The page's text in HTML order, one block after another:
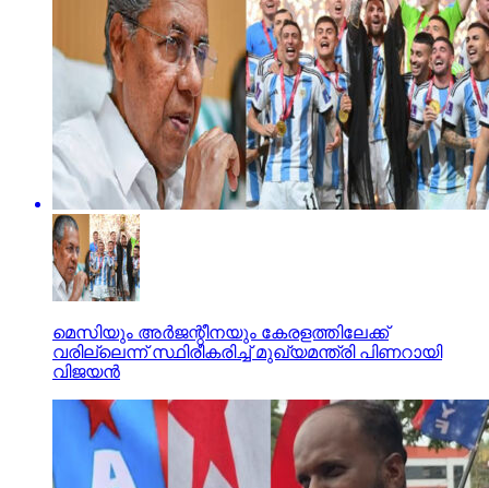
മെസിയും അര്‍ജന്റീനയും കേരളത്തിലേക്ക്
വരില്ലെന്ന് സ്ഥിരീകരിച്ച് മുഖ്യമന്ത്രി പിണറായി
വിജയന്‍